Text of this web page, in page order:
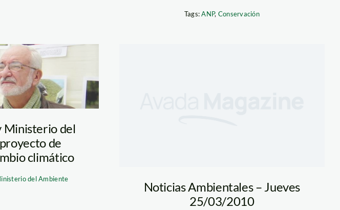
Tags:ANP, Conservación
Ministerio del
de
climático
del Ambiente
Noticias Ambientales – Jueves
25/03/2010